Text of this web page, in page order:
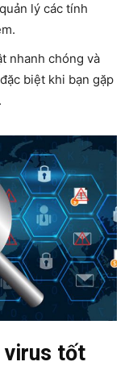
lý các tính
nhanh chóng và
biệt khi bạn gặp
virus tốt